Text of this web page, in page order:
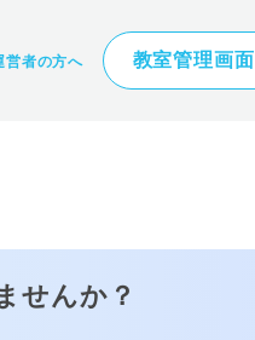
営者の方へ 教室管理画面
せんか？